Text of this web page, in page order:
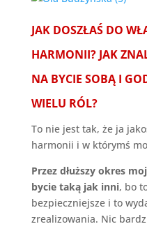
JAK DOSZŁAŚ DO
HARMONII? JAK
NA BYCIE SOBĄ I
WIELU RÓL?
To nie jest tak, że ja
harmonii i w którymś
Przez dłuższy okres
bycie taką jak inni, bo
bezpieczniejsze i to
zrealizowania. Nic